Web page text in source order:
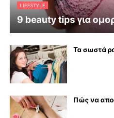
LIFESTYLE
9 beauty tips για
Τα σωστά
Πώς να